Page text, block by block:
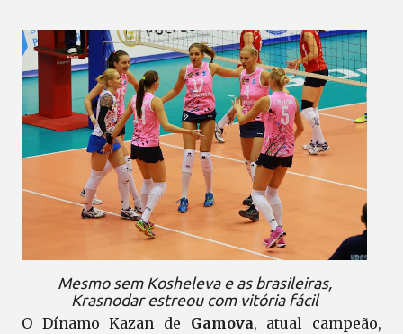
Mesmo sem Kosheleva e as brasileiras,
Krasnodar estreou com vitória fácil
O Dínamo Kazan de Gamova, atual campeão,